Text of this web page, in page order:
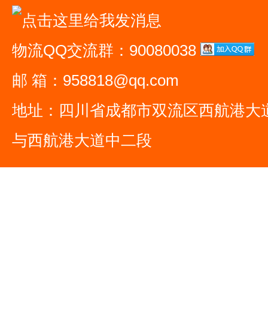
物流QQ交流群：90080038
邮 箱：958818@qq.com
地址：四川省成都市双流区西航港大
与西航港大道中二段